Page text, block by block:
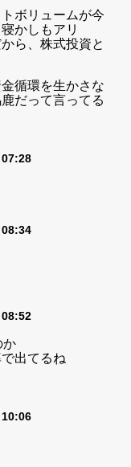
ボリュームが今
かしもアリ
ら、株式投資と
循環を生かさな
だって言ってる
か
出てるね